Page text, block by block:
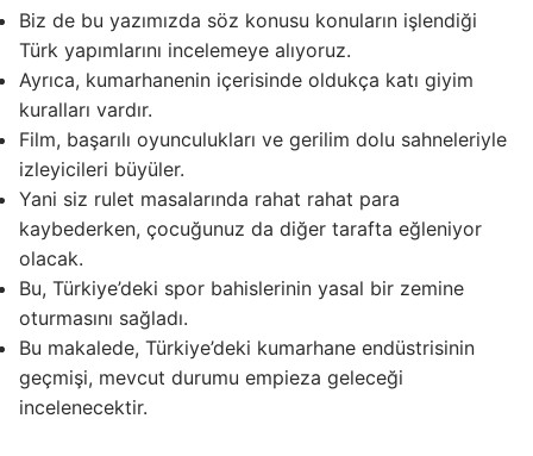
Biz de bu yazımızda söz konusu konuların işlendiği
Türk yapımlarını incelemeye alıyoruz.
Ayrıca, kumarhanenin içerisinde oldukça katı giyim
kuralları vardır.
Film, başarılı oyunculukları ve gerilim dolu sahneleriyle
izleyicileri büyüler.
Yani siz rulet masalarında rahat rahat para
kaybederken, çocuğunuz da diğer tarafta eğleniyor
olacak.
Bu, Türkiye’deki spor bahislerinin yasal bir zemine
oturmasını sağladı.
Bu makalede, Türkiye’deki kumarhane endüstrisinin
geçmişi, mevcut durumu empieza geleceği
incelenecektir.